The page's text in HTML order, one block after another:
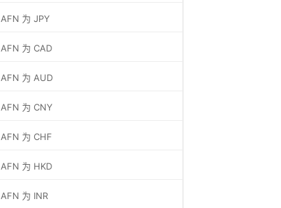
AFN 为 JPY
AFN 为 CAD
AFN 为 AUD
AFN 为 CNY
AFN 为 CHF
AFN 为 HKD
AFN 为 INR